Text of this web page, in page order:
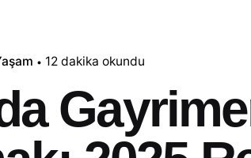
12 dakika okundu